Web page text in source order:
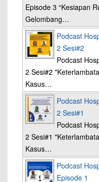
Episode 3 “Kesiapan
Gelombang…
Podcast
2 Sesi#2
Podcast
2 Sesi#2
Kasus…
Podcast
2 Sesi#1
Podcast
2 Sesi#1
Kasus…
Podcast
Episode 1